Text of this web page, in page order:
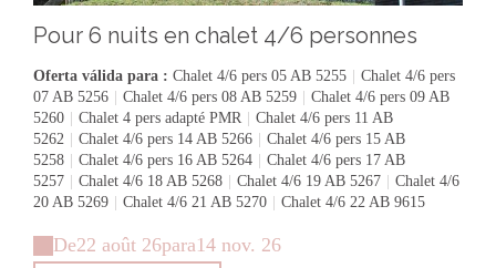
Pour 6 nuits en chalet 4/6 personnes
Oferta válida para : Chalet 4/6 pers 05 AB 5255
Chalet 4/6 pers
07 AB 5256
Chalet 4/6 pers 08 AB 5259
Chalet 4/6 pers 09 AB
5260
Chalet 4 pers adapté PMR
Chalet 4/6 pers 11 AB
5262
Chalet 4/6 pers 14 AB 5266
Chalet 4/6 pers 15 AB
5258
Chalet 4/6 pers 16 AB 5264
Chalet 4/6 pers 17 AB
5257
Chalet 4/6 18 AB 5268 Chalet 4/6 19 AB 5267
Chalet 4/6
20 AB 5269
Chalet 4/6 21 AB 5270 Chalet 4/6 22 AB 9615
De22 août 26para14 nov. 26